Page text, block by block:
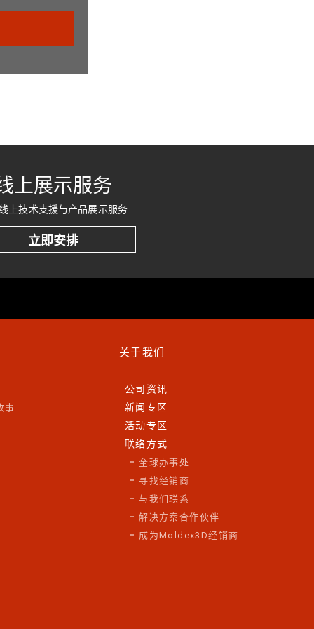
上展示服务
上技术支援与产品展示服务
立即安排
事
关于我们
公司资讯
新闻专区
活动专区
联络方式
全球办事处
寻找经销商
与我们联系
解决方案合作伙伴
成为Moldex3D经销商